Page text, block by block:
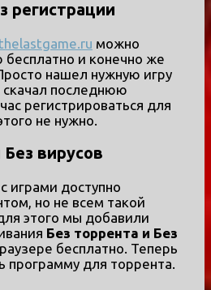
регистрации
thelastgame.ru можно
бесплатно и конечно же
нашел нужную игру
скачал последнюю
регистрироваться для
не нужно.
вирусов
играми доступно
но не всем такой
этого мы добавили
Без торрента и Без
бесплатно. Теперь
программу для торрента.